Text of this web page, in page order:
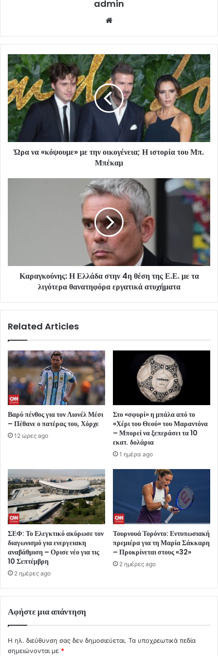
admin
Ώρα να «κόψουμε» με την οικογένεια; Η ιστορία του Μπ.
Μπέκαμ
Καραγκούνης: Η Ελλάδα στην 4η θέση της Ε.Ε. με τα
λιγότερα θανατηφόρα εργατικά ατυχήματα
Related Articles
Βαρύ πένθος για τον Λιονέλ Μέσι
– Πέθανε ο πατέρας του, Χόρχε
12 ώρες ago
Στο «σφυρί» η μπάλα από το
«Χέρι του Θεού» του Μαραντόνα
– Μπορεί να ξεπεράσει τα 10
εκατ. δολάρια
1 ημέρα ago
ΣΕΦ: Το Ελεγκτικό ακύρωσε τον
διαγωνισμό για ενεργειακη
αναβάθμιση – Ορισε νέο για τις
10 Σεπτέμβρη
2 ημέρες ago
Τουρνουά Τορόντο: Εντυπωσιακή
πρεμιέρα για τη Μαρία Σάκκαρη
– Προκρίνεται στους «32»
2 ημέρες ago
Αφήστε μια απάντηση
Η ηλ. διεύθυνση σας δεν δημοσιεύεται. Τα υποχρεωτικά πεδία
σημειώνονται με *